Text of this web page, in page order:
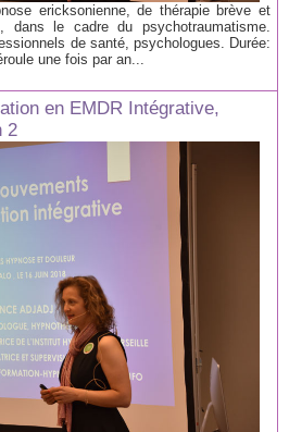
ericksonienne, de thérapie brève et
dans le cadre du psychotraumatisme.
de santé, psychologues. Durée:
une fois par an...
en EMDR Intégrative,
2